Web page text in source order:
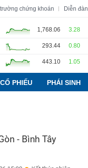
chứng khoán Diễn đàn
1,768.06 3.28
293.44 0.80
443.10 1.05
CỔ PHIẾU PHÁI SINH
- Bình Tây
Lãnh đạo